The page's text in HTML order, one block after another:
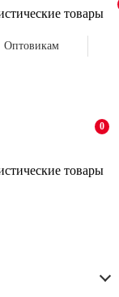
товары
Оптовикам
0
товары